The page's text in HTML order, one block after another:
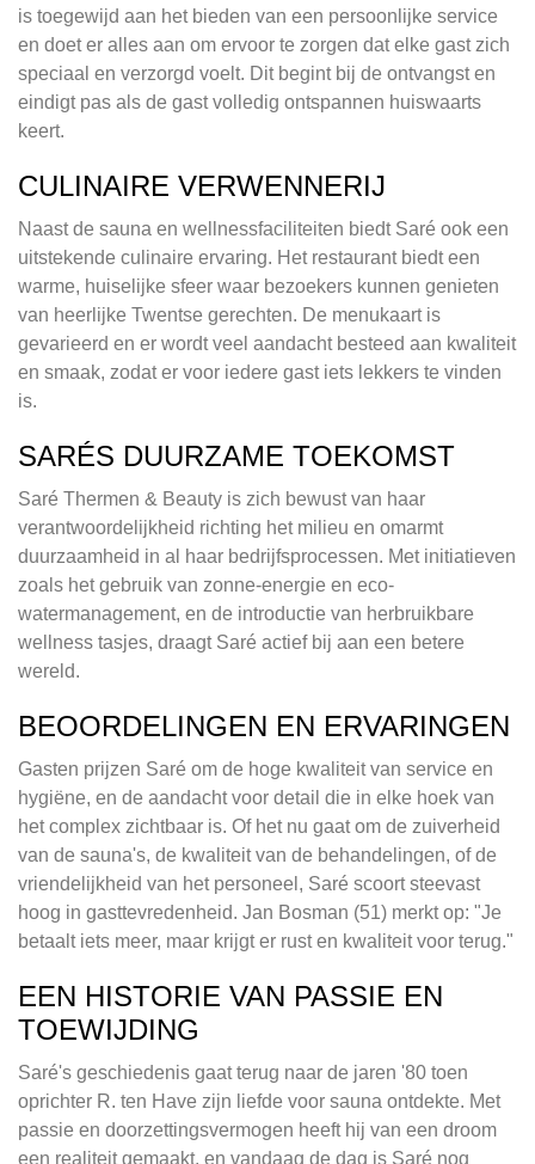
is toegewijd aan het bieden van een persoonlijke service
en doet er alles aan om ervoor te zorgen dat elke gast zich
speciaal en verzorgd voelt. Dit begint bij de ontvangst en
eindigt pas als de gast volledig ontspannen huiswaarts
keert.
CULINAIRE VERWENNERIJ
Naast de sauna en wellnessfaciliteiten biedt Saré ook een
uitstekende culinaire ervaring. Het restaurant biedt een
warme, huiselijke sfeer waar bezoekers kunnen genieten
van heerlijke Twentse gerechten. De menukaart is
gevarieerd en er wordt veel aandacht besteed aan kwaliteit
en smaak, zodat er voor iedere gast iets lekkers te vinden
is.
SARÉS DUURZAME TOEKOMST
Saré Thermen & Beauty is zich bewust van haar
verantwoordelijkheid richting het milieu en omarmt
duurzaamheid in al haar bedrijfsprocessen. Met initiatieven
zoals het gebruik van zonne-energie en eco-
watermanagement, en de introductie van herbruikbare
wellness tasjes, draagt Saré actief bij aan een betere
wereld.
BEOORDELINGEN EN ERVARINGEN
Gasten prijzen Saré om de hoge kwaliteit van service en
hygiëne, en de aandacht voor detail die in elke hoek van
het complex zichtbaar is. Of het nu gaat om de zuiverheid
van de sauna's, de kwaliteit van de behandelingen, of de
vriendelijkheid van het personeel, Saré scoort steevast
hoog in gasttevredenheid. Jan Bosman (51) merkt op: "Je
betaalt iets meer, maar krijgt er rust en kwaliteit voor terug."
EEN HISTORIE VAN PASSIE EN
TOEWIJDING
Saré's geschiedenis gaat terug naar de jaren '80 toen
oprichter R. ten Have zijn liefde voor sauna ontdekte. Met
passie en doorzettingsvermogen heeft hij van een droom
een realiteit gemaakt, en vandaag de dag is Saré nog